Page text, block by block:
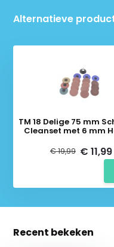
Alternatieve
TM 18 Delige 75 mm
Cleanset met 6 mm
€ 19,99 € 11,99
Recent bekeken